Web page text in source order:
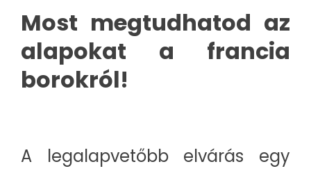
Most megtudhatod az
alapokat a francia
borokról!
A legalapvetőbb elvárás egy